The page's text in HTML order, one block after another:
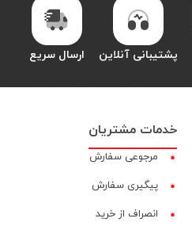
پشتیبانی آنلاین ارسال سریع
خدمات مشتریان
مرجوعی سفارش
پیگیری سفارش
انصراف از خرید